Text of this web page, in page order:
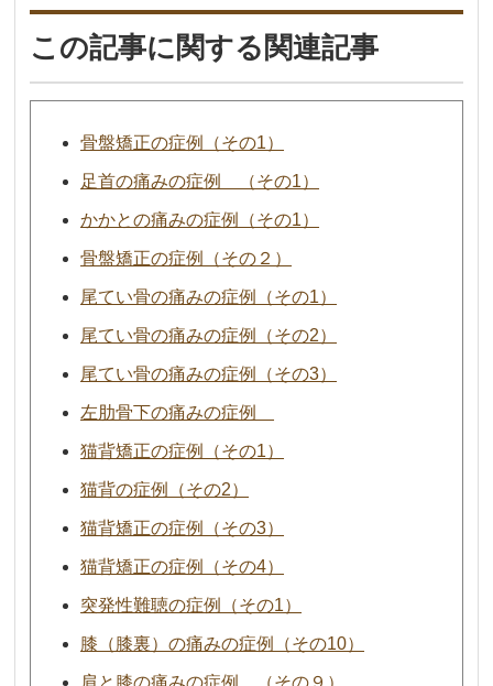
この記事に関する関連記事
骨盤矯正の症例（その1）
足首の痛みの症例 （その1）
かかとの痛みの症例（その1）
骨盤矯正の症例（その２）
尾てい骨の痛みの症例（その1）
尾てい骨の痛みの症例（その2）
尾てい骨の痛みの症例（その3）
左肋骨下の痛みの症例
猫背矯正の症例（その1）
猫背の症例（その2）
猫背矯正の症例（その3）
猫背矯正の症例（その4）
突発性難聴の症例（その1）
膝（膝裏）の痛みの症例（その10）
肩と膝の痛みの症例 （その９）